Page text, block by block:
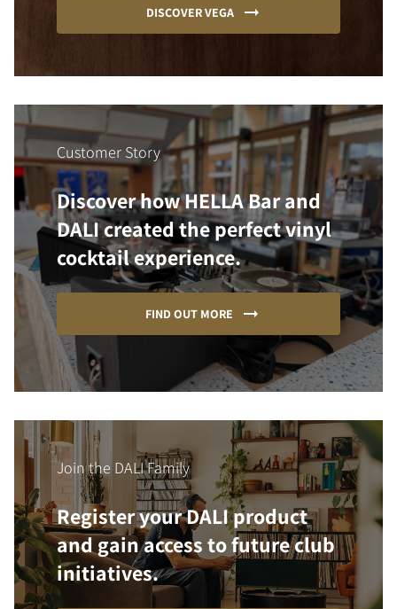
DISCOVER VEGA
Customer Story
Discover how HELLA Bar and
DALI created the perfect vinyl
cocktail experience.
FIND OUT MORE
Join the DALI Family
Register your DALI product
and gain access to future club
initiatives.